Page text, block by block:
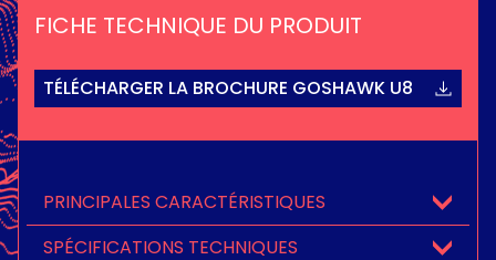
PRINCIPALES CARACTÉRISTIQUES
SPÉCIFICATIONS TECHNIQUES
FICHE TECHNIQUE DU PRODUIT
TÉLÉCHARGER LA BROCHURE GOSHAWK U8